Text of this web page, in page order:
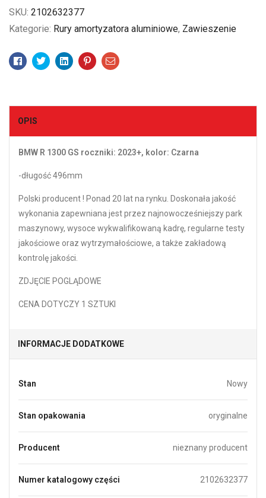
SKU: 2102632377
Kategorie: Rury amortyzatora aluminiowe, Zawieszenie
Facebook
TwitterLinkedinPinterestEmail
OPIS
BMW R 1300 GS roczniki: 2023+, kolor: Czarna
-długość 496mm
Polski producent ! Ponad 20 lat na rynku. Doskonała jakość
wykonania zapewniana jest przez najnowocześniejszy park
maszynowy, wysoce wykwalifikowaną kadrę, regularne testy
jakościowe oraz wytrzymałościowe, a także zakładową
kontrolę jakości.
ZDJĘCIE POGLĄDOWE
CENA DOTYCZY 1 SZTUKI
INFORMACJE DODATKOWE
Stan Nowy
Stan opakowania oryginalne
Producent nieznany producent
Numer katalogowy części 2102632377